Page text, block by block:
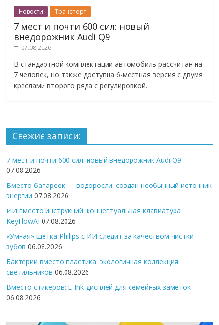
Новости Транспорт
7 мест и почти 600 сил: новый
внедорожник Audi Q9
07.08.2026
В стандартной комплектации автомобиль рассчитан на
7 человек, но также доступна 6-местная версия с двумя
креслами второго ряда с регулировкой.
Свежие записи:
7 мест и почти 600 сил: новый внедорожник Audi Q9
07.08.2026
Вместо батареек — водоросли: создан необычный источник
энергии 07.08.2026
ИИ вместо инструкций: концептуальная клавиатура
KeyFlowAI 07.08.2026
«Умная» щётка Philips с ИИ следит за качеством чистки
зубов 06.08.2026
Бактерии вместо пластика: экологичная коллекция
светильников 06.08.2026
Вместо стикеров: E-Ink-дисплей для семейных заметок
06.08.2026